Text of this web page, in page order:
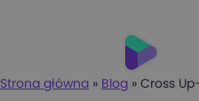
Strona główna » Blog » Cross